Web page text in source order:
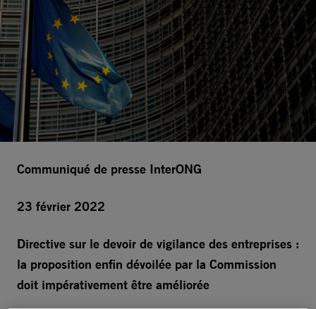
Communiqué de presse InterONG
23 février 2022
Directive sur le devoir de vigilance des entreprises :
la proposition enfin dévoilée par la Commission
doit impérativement être améliorée